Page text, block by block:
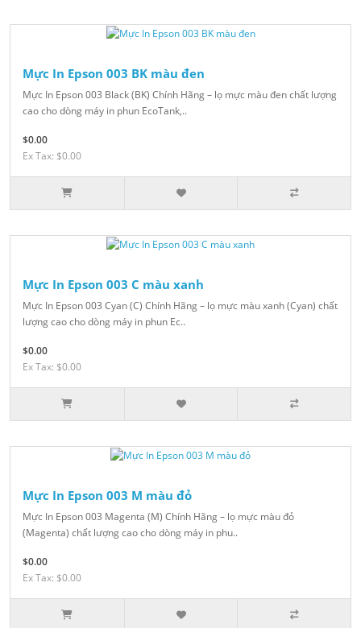
Mực In Epson 003 BK màu đen
Mực In Epson 003 Black (BK) Chính Hãng – lọ mực màu đen chất lượng
cao cho dòng máy in phun EcoTank,..
$0.00
Ex Tax: $0.00
Mực In Epson 003 C màu xanh
Mực In Epson 003 Cyan (C) Chính Hãng – lọ mực màu xanh (Cyan) chất
lượng cao cho dòng máy in phun Ec..
$0.00
Ex Tax: $0.00
Mực In Epson 003 M màu đỏ
Mực In Epson 003 Magenta (M) Chính Hãng – lọ mực màu đỏ
(Magenta) chất lượng cao cho dòng máy in phu..
$0.00
Ex Tax: $0.00